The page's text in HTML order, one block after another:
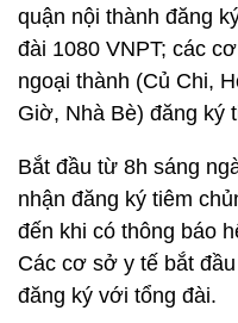
quận nội thành đăng
đài 1080 VNPT; các
ngoại thành (Củ Chi,
Giờ, Nhà Bè) đăng ký
Bắt đầu từ 8h sáng
nhận đăng ký tiêm
đến khi có thông báo
Các cơ sở y tế bắt
đăng ký với tổng đài.